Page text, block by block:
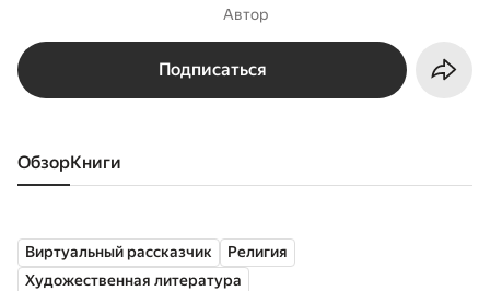
Автор
Подписаться
Обзор книги
Виртуальный рассказчик
Религия
Художественная литература